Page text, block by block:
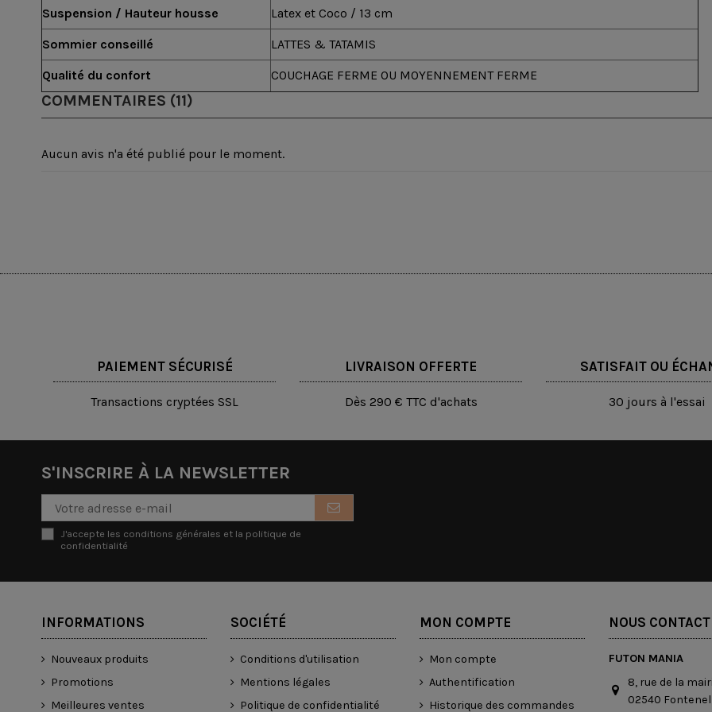
Suspension / Hauteur housse Latex et Coco / 13 cm
Sommier conseillé LATTES & TATAMIS
Qualité du confort COUCHAGE FERME OU MOYENNEMENT FERME
COMMENTAIRES (11)
Aucun avis n'a été publié pour le moment.
PAIEMENT SÉCURISÉ
Transactions cryptées SSL
LIVRAISON OFFERTE
Dès 290 € TTC d'achats
SATISFAIT OU
30 jours à l'essai
S'INSCRIRE À LA NEWSLETTER
J'accepte les conditions générales et la politique de
confidentialité
INFORMATIONS
Nouveaux produits
Promotions
Meilleures ventes
SOCIÉTÉ
Conditions d'utilisation
Mentions légales
Politique de confidentialité
MON COMPTE
Mon compte
Authentification
Historique des commandes
NOUS
FUTON MANIA
8, rue de la
02540